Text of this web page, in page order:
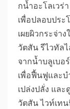
กน้ำอะโลเวร่
เพื่อปลอบปร
เผยผิวกระจ่า
วัตสัน รีไวทัล
จากน้ำบลูเบอ
เพื่อฟื้นฟูและบ
เปล่งปลั่ง แล
วัตสัน ไวท์เท